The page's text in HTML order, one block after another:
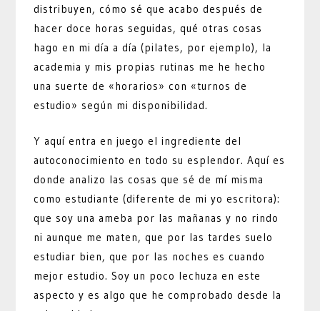
distribuyen, cómo sé que acabo después de
hacer doce horas seguidas, qué otras cosas
hago en mi día a día (pilates, por ejemplo), la
academia y mis propias rutinas me he hecho
una suerte de «horarios» con «turnos de
estudio» según mi disponibilidad.
Y aquí entra en juego el ingrediente del
autoconocimiento en todo su esplendor. Aquí es
donde analizo las cosas que sé de mí misma
como estudiante (diferente de mi yo escritora):
que soy una ameba por las mañanas y no rindo
ni aunque me maten, que por las tardes suelo
estudiar bien, que por las noches es cuando
mejor estudio. Soy un poco lechuza en este
aspecto y es algo que he comprobado desde la